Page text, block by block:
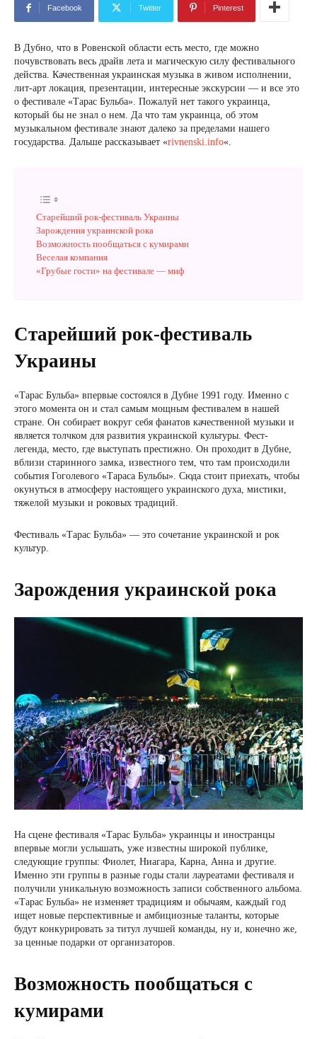
Facebook Twitter Pinterest
В Дубно, что в Ровенской области есть место, где можно
почувствовать весь драйв лета и магическую силу фестивального
действа. Качественная украинская музыка в живом исполнении,
лит-арт локация, презентации, интересные экскурсии — и все это
о фестивале «Тарас Бульба». Пожалуй нет такого украинца,
который бы не знал о нем. Да что там украинца, об этом
музыкальном фестивале знают далеко за пределами нашего
государства. Дальше рассказывает «rivnenski.info«.
Старейший рок-фестиваль Украины
Зарождения украинской рока
Возможность пообщаться с кумирами
Веселая компания
«Грубые гости» на фестивале — миф
Старейший рок-фестиваль
Украины
«Тарас Бульба» впервые состоялся в Дубне 1991 году. Именно с
этого момента он и стал самым мощным фестивалем в нашей
стране. Он собирает вокруг себя фанатов качественной музыки и
является толчком для развития украинской культуры. Фест-
легенда, место, где выступать престижно. Он проходит в Дубне,
вблизи старинного замка, известного тем, что там происходили
события Гоголевого «Тараса Бульбы». Сюда стоит приехать, чтобы
окунуться в атмосферу настоящего украинского духа, мистики,
тяжелой музыки и роковых традиций.
Фестиваль «Тарас Бульба» — это сочетание украинской и рок
культур.
Зарождения украинской рока
На сцене фестиваля «Тарас Бульба» украинцы и иностранцы
впервые могли услышать, уже известны широкой публике,
следующие группы: Фиолет, Ниагара, Карна, Анна и другие.
Именно эти группы в разные годы стали лауреатами фестиваля и
получили уникальную возможность записи собственного альбома.
«Тарас Бульба» не изменяет традициям и обычаям, каждый год
ищет новые перспективные и амбициозные таланты, которые
будут конкурировать за титул лучшей команды, ну и, конечно же,
за ценные подарки от организаторов.
Возможность пообщаться с
кумирами